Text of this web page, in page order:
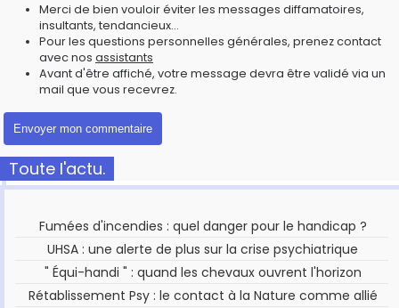
Merci de bien vouloir éviter les messages diffamatoires,
insultants, tendancieux...
Pour les questions personnelles générales, prenez contact
avec nos assistants
Avant d'être affiché, votre message devra être validé via un
mail que vous recevrez.
Toute l'actu.
Fumées d'incendies : quel danger pour le handicap ?
UHSA : une alerte de plus sur la crise psychiatrique
" Équi-handi " : quand les chevaux ouvrent l'horizon
Rétablissement Psy : le contact à la Nature comme allié